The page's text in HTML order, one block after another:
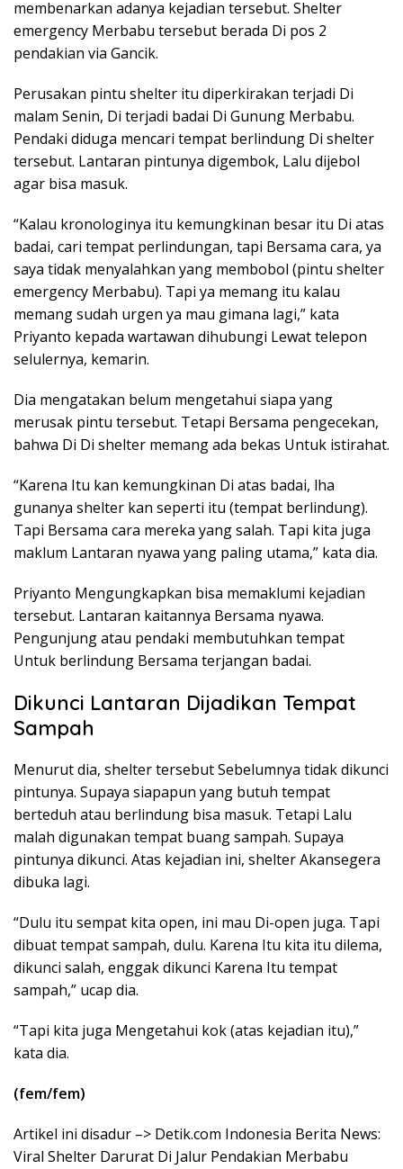
membenarkan adanya kejadian tersebut. Shelter
emergency Merbabu tersebut berada Di pos 2
pendakian via Gancik.
Perusakan pintu shelter itu diperkirakan terjadi Di
malam Senin, Di terjadi badai Di Gunung Merbabu.
Pendaki diduga mencari tempat berlindung Di shelter
tersebut. Lantaran pintunya digembok, Lalu dijebol
agar bisa masuk.
“Kalau kronologinya itu kemungkinan besar itu Di atas
badai, cari tempat perlindungan, tapi Bersama cara, ya
saya tidak menyalahkan yang membobol (pintu shelter
emergency Merbabu). Tapi ya memang itu kalau
memang sudah urgen ya mau gimana lagi,” kata
Priyanto kepada wartawan dihubungi Lewat telepon
selulernya, kemarin.
Dia mengatakan belum mengetahui siapa yang
merusak pintu tersebut. Tetapi Bersama pengecekan,
bahwa Di Di shelter memang ada bekas Untuk istirahat.
“Karena Itu kan kemungkinan Di atas badai, lha
gunanya shelter kan seperti itu (tempat berlindung).
Tapi Bersama cara mereka yang salah. Tapi kita juga
maklum Lantaran nyawa yang paling utama,” kata dia.
Priyanto Mengungkapkan bisa memaklumi kejadian
tersebut. Lantaran kaitannya Bersama nyawa.
Pengunjung atau pendaki membutuhkan tempat
Untuk berlindung Bersama terjangan badai.
Dikunci Lantaran Dijadikan Tempat
Sampah
Menurut dia, shelter tersebut Sebelumnya tidak dikunci
pintunya. Supaya siapapun yang butuh tempat
berteduh atau berlindung bisa masuk. Tetapi Lalu
malah digunakan tempat buang sampah. Supaya
pintunya dikunci. Atas kejadian ini, shelter Akansegera
dibuka lagi.
“Dulu itu sempat kita open, ini mau Di-open juga. Tapi
dibuat tempat sampah, dulu. Karena Itu kita itu dilema,
dikunci salah, enggak dikunci Karena Itu tempat
sampah,” ucap dia.
“Tapi kita juga Mengetahui kok (atas kejadian itu),”
kata dia.
(fem/fem)
Artikel ini disadur –> Detik.com Indonesia Berita News:
Viral Shelter Darurat Di Jalur Pendakian Merbabu